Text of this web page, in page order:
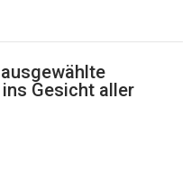
Gesicht aller